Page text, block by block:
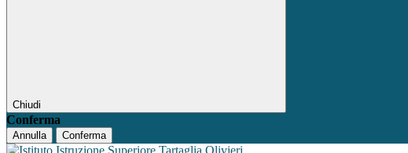
Chiudi
Conferma
Annulla Conferma